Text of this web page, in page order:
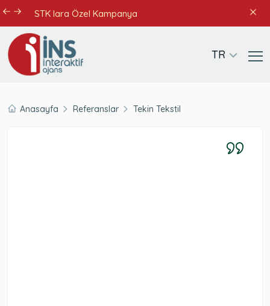
STK lara Özel Kampanya
TR
Anasayfa Referanslar Tekin Tekstil